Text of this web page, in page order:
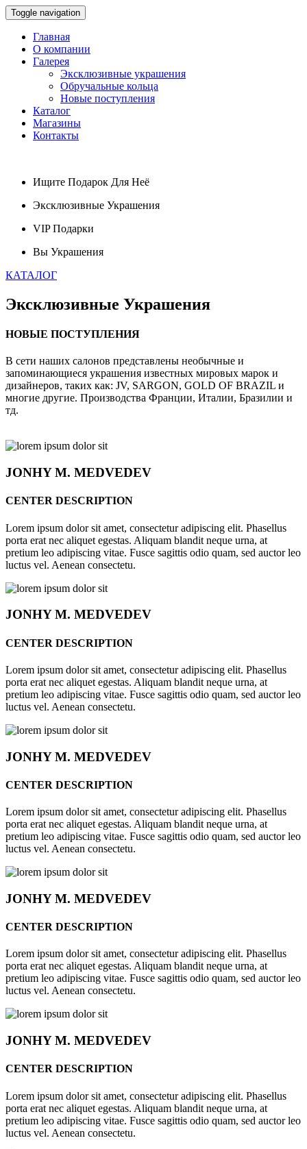
Toggle navigation
Главная
О компании
Галерея
Эксклюзивные украшения
Обручальные кольца
Новые поступления
Каталог
Магазины
Контакты
Ищите Подарок Для Неё
Эксклюзивные Украшения
VIPПодарки
Вы Украшения
КАТАЛОГ
Эксклюзивные Украшения
НОВЫЕ ПОСТУПЛЕНИЯ
В сети наших салонов представлены необычные и
запоминающиеся украшения известных мировых марок и
дизайнеров, таких как: JV, SARGON, GOLD OF BRAZIL и
многие другие. Производства Франции, Италии, Бразилии и
тд.
JONHYM. MEDVEDEV
CENTER DESCRIPTION
Lorem ipsum dolor sit amet, consectetur adipiscing elit. Phasellus
porta erat nec aliquet egestas. Aliquam blandit neque urna, at
pretium leo adipiscing vitae. Fusce sagittis odio quam, sed auctor leo
luctus vel. Aenean consectetu.
JONHYM. MEDVEDEV
CENTER DESCRIPTION
Lorem ipsum dolor sit amet, consectetur adipiscing elit. Phasellus
porta erat nec aliquet egestas. Aliquam blandit neque urna, at
pretium leo adipiscing vitae. Fusce sagittis odio quam, sed auctor leo
luctus vel. Aenean consectetu.
JONHYM. MEDVEDEV
CENTER DESCRIPTION
Lorem ipsum dolor sit amet, consectetur adipiscing elit. Phasellus
porta erat nec aliquet egestas. Aliquam blandit neque urna, at
pretium leo adipiscing vitae. Fusce sagittis odio quam, sed auctor leo
luctus vel. Aenean consectetu.
JONHYM. MEDVEDEV
CENTER DESCRIPTION
Lorem ipsum dolor sit amet, consectetur adipiscing elit. Phasellus
porta erat nec aliquet egestas. Aliquam blandit neque urna, at
pretium leo adipiscing vitae. Fusce sagittis odio quam, sed auctor leo
luctus vel. Aenean consectetu.
JONHYM. MEDVEDEV
CENTER DESCRIPTION
Lorem ipsum dolor sit amet, consectetur adipiscing elit. Phasellus
porta erat nec aliquet egestas. Aliquam blandit neque urna, at
pretium leo adipiscing vitae. Fusce sagittis odio quam, sed auctor leo
luctus vel. Aenean consectetu.